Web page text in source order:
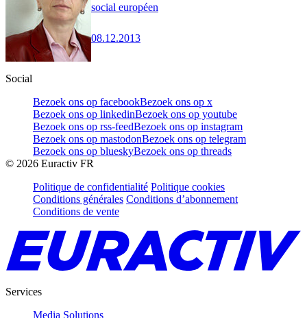
social européen
08.12.2013
Social
Bezoek ons op facebookBezoek ons op x
Bezoek ons op linkedinBezoek ons op youtube
Bezoek ons op rss-feedBezoek ons op instagram
Bezoek ons op mastodonBezoek ons op telegram
Bezoek ons op blueskyBezoek ons op threads
© 2026 Euractiv FR
Politique de confidentialité Politique cookies
Conditions générales Conditions d’abonnement
Conditions de vente
Services
Media Solutions